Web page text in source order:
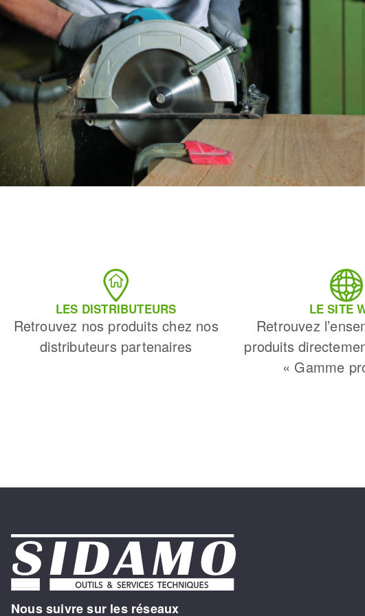
LES DISTRIBUTEURS
Retrouvez nos produits chez nos
distributeurs partenaires
LE SITE
Retrouvez
produits
« Gamme
Nous suivre sur les réseaux